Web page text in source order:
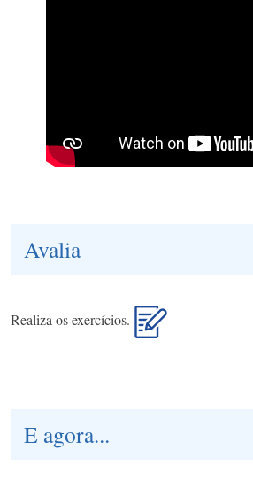
Avalia
Realiza os exercícios.
E agora...